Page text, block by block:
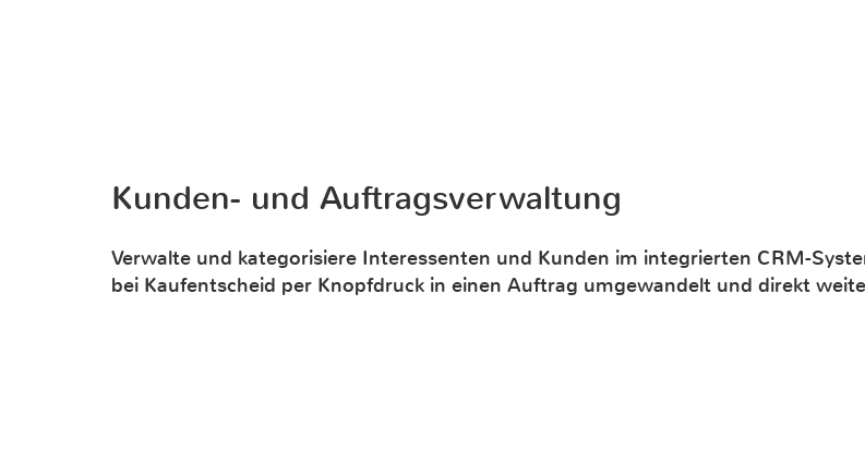
Kunden- und Auftragsverwaltung
Verwalte und kategorisiere Interessenten und Kunden im integrierten CRM-
bei Kaufentscheid per Knopfdruck in einen Auftrag umgewandelt und direkt